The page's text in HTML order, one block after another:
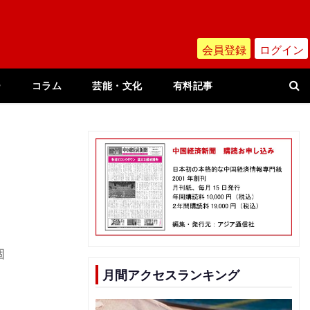
会員登録 ログイン
コラム 芸能・文化 有料記事
月間アクセスランキング